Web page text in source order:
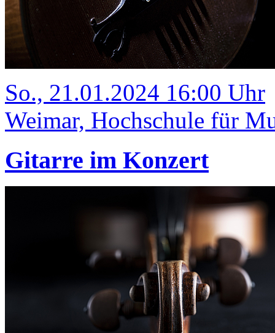
So., 21.01.2024 16:00 Uhr
Weimar, Hochschule für
Gitarre im Konzert